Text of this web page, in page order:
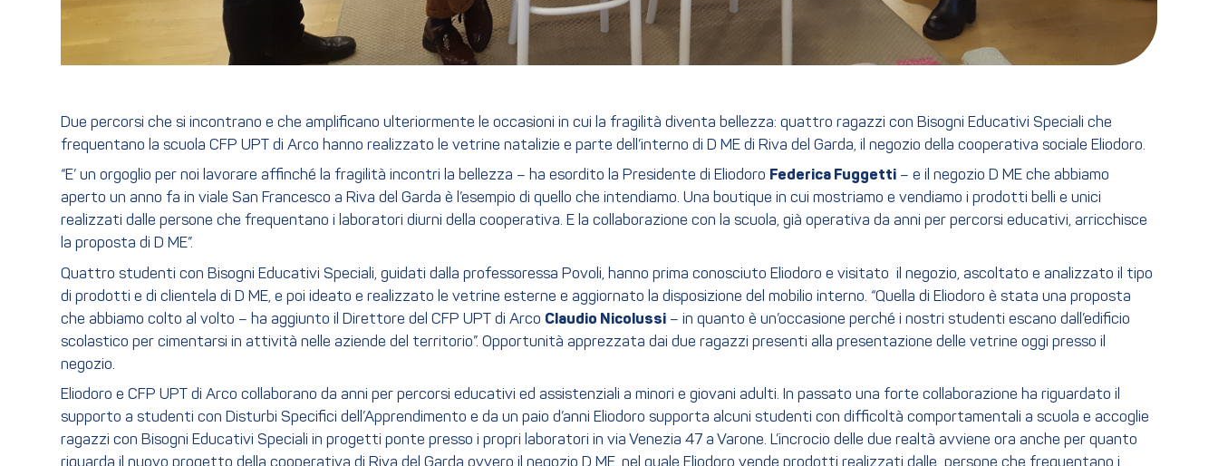
Due percorsi che si incontrano e che amplificano ulteriormente le occasioni in cui la fragilità diventa bellezza: quattro ragazzi con Bisogni Educativi Speciali che
frequentano la scuola CFP UPT di Arco hanno realizzato le vetrine natalizie e parte dell’interno di D ME di Riva del Garda, il negozio della cooperativa sociale Eliodoro.
“E’ un orgoglio per noi lavorare affinché la fragilità incontri la bellezza – ha esordito la Presidente di Eliodoro Federica Fuggetti – e il negozio D ME che abbiamo
aperto un anno fa in viale San Francesco a Riva del Garda è l’esempio di quello che intendiamo. Una boutique in cui mostriamo e vendiamo i prodotti belli e unici
realizzati dalle persone che frequentano i laboratori diurni della cooperativa. E la collaborazione con la scuola, già operativa da anni per percorsi educativi, arricchisce
la proposta di D ME”.
Quattro studenti con Bisogni Educativi Speciali, guidati dalla professoressa Povoli, hanno prima conosciuto Eliodoro e visitato il negozio, ascoltato e analizzato il tipo
di prodotti e di clientela di D ME, e poi ideato e realizzato le vetrine esterne e aggiornato la disposizione del mobilio interno. “Quella di Eliodoro è stata una proposta
che abbiamo colto al volto – ha aggiunto il Direttore del CFP UPT di Arco Claudio Nicolussi – in quanto è un’occasione perché i nostri studenti escano dall’edificio
scolastico per cimentarsi in attività nelle aziende del territorio”. Opportunità apprezzata dai due ragazzi presenti alla presentazione delle vetrine oggi presso il
negozio.
Eliodoro e CFP UPT di Arco collaborano da anni per percorsi educativi ed assistenziali a minori e giovani adulti. In passato una forte collaborazione ha riguardato il
supporto a studenti con Disturbi Specifici dell’Apprendimento e da un paio d’anni Eliodoro supporta alcuni studenti con difficoltà comportamentali a scuola e accoglie
ragazzi con Bisogni Educativi Speciali in progetti ponte presso i propri laboratori in via Venezia 47 a Varone. L’incrocio delle due realtà avviene ora anche per quanto